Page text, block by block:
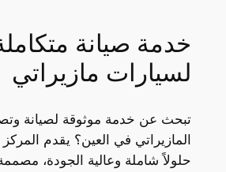
خدمة صيانة
لسيارات مازيراتي
تبحث عن خدمة موثوقة لصيانة
المازيراتي في العين؟ يقدم
حلولاً شاملة وعالية الجودة،